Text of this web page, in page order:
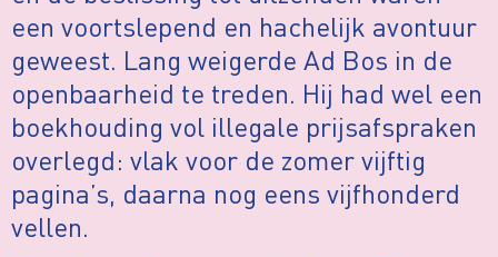
een voortslepend en hachelijk avontuur
geweest. Lang weigerde Ad Bos in de
openbaarheid te treden. Hij had wel een
boekhouding vol illegale prijsafspraken
overlegd: vlak voor de zomer vijftig
pagina’s, daarna nog eens vijfhonderd
vellen.